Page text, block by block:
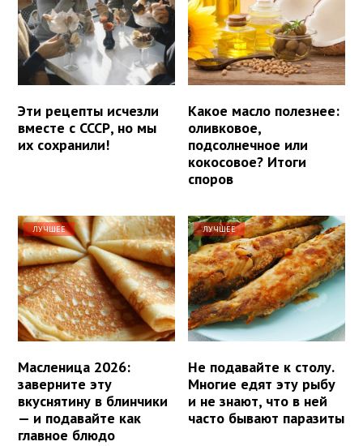
Эти рецепты исчезли
вместе с СССР, но мы
их сохранили!
Какое масло полезнее:
оливковое,
подсолнечное или
кокосовое? Итоги
споров
ЛУЧШЕЕ
Масленица 2026:
заверните эту
вкуснятину в блинчики
— и подавайте как
главное блюдо
ЛУЧШЕЕ
Не подавайте к столу.
Многие едят эту рыбу
и не знают, что в ней
часто бывают паразиты